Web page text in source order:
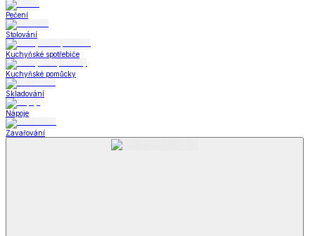
Pečení
Stolování
Kuchyňské spotřebiče
Kuchyňské pomůcky
Skladování
Nápoje
Zavařování